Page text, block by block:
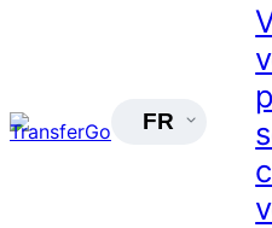
FR